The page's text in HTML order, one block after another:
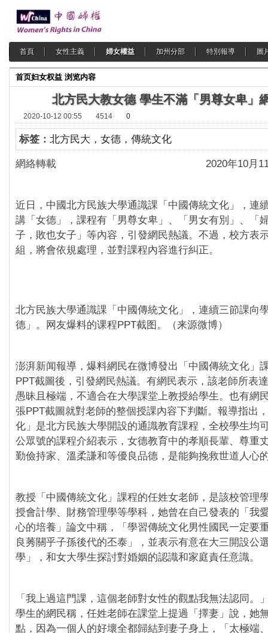
首頁 女性主義 婦女權益 加州分部 特別報導 圖
首页妇女权益 浏览内容
北方民大教女德 學生不滿「男尊女卑」
2020-10-12 00:55 4514 0
标签： 北方民大，女德，傳統文化
網絡轉載 2020年10月11
近日，中國北方民族大學通識課「中國傳統文化」，連
講「女德」，課程有「男尊女卑」、「男女有別」、「
子，敗也女子」等內容，引發網民熱議。不過，校方表
組，將會依規處理，並對課程內容進行糾正。
北方民族大學通識課「中國傳統文化」，連續三節課向
德」。网友爆料的课程PPT截图。（来源微博）
澎湃新闻報導，爆料網民在微博發出「中國傳統文化」
PPT截圖後，引發網民熱議。有網民表示，該老師所表
愚昧且極端，不適合在大學課堂上教授給學生。也有網
張PPT截圖就對老師的整個授課內容下判斷。報導指出
化」是北方民族大學開設的通識教育課程，全校學生均
公眾號的課程介紹表示，女德教育中的孝順長輩、尊重
勤儉持家、溫柔謙和等優良品德，是能夠挽救世道人心
教授「中國傳統文化」課程的任姓女老師，是該校管理
授會計學、財務管理學等學科，她曾在自己發表的「
心的培養」論文中稱，「學習傳統文化男性國民一定要
良莠關乎子孫後代的丕泰」，並表示有意在大三開設公
學」，和女大學生探討對婚姻的認識和家庭責任意識。
「我上過這門課，這個老師對女性的觀點我無法認同。
學生的網民稱，任姓老師在課堂上提過「擇妻」說，她
點，因為一個人的好壞全都歸結到妻子身上，「太極端